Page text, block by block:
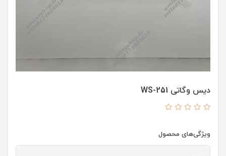
دیس وگاتی WS-251
ویژگی‌های محصول